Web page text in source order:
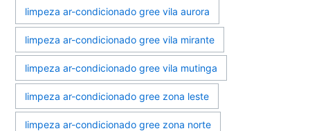
limpeza ar-condicionado gree vila aurora
limpeza ar-condicionado gree vila mirante
limpeza ar-condicionado gree vila mutinga
limpeza ar-condicionado gree zona leste
limpeza ar-condicionado gree zona norte